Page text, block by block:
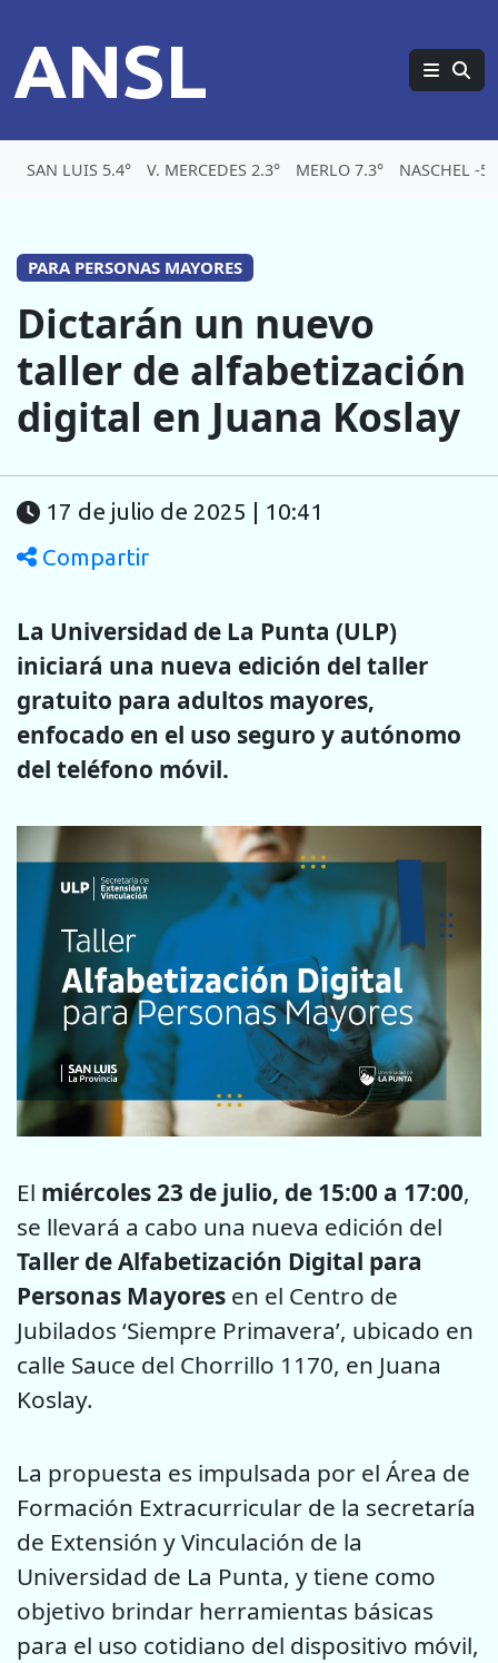
ANSL
SAN LUIS 5.4° V. MERCEDES 2.3° MERLO 7.3° NASCHEL -
PARA PERSONAS MAYORES
Dictarán un nuevo
taller de alfabetización
digital en Juana Koslay
17 de julio de 2025 | 10:41
Compartir
La Universidad de La Punta (ULP)
iniciará una nueva edición del taller
gratuito para adultos mayores,
enfocado en el uso seguro y autónomo
del teléfono móvil.
El miércoles 23 de julio, de 15:00 a 17:00,
se llevará a cabo una nueva edición del
Taller de Alfabetización Digital para
Personas Mayores en el Centro de
Jubilados ‘Siempre Primavera’, ubicado en
calle Sauce del Chorrillo 1170, en Juana
Koslay.
La propuesta es impulsada por el Área de
Formación Extracurricular de la secretaría
de Extensión y Vinculación de la
Universidad de La Punta, y tiene como
objetivo brindar herramientas básicas
para el uso cotidiano del dispositivo móvil,